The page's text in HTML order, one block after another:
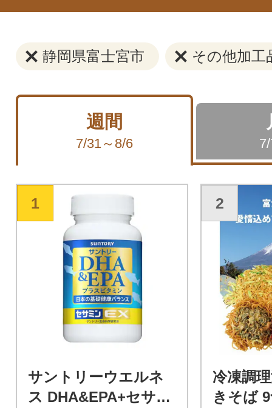
静岡県富士宮市 その他加工
週間
7/31～8/6
1
サントリーウエルネ
ス DHA&EPA+セサミ
2
冷凍調
きそば